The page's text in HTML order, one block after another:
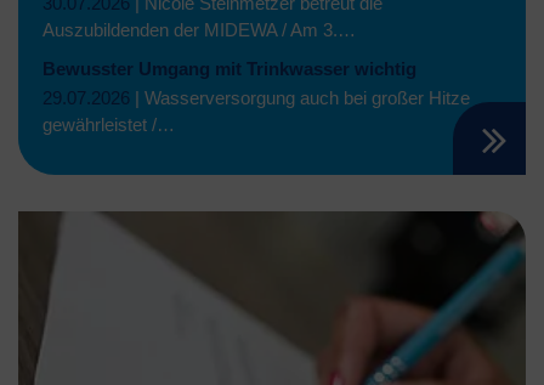
Auszubildenden der MIDEWA / Am 3.…
Bewusster Umgang mit Trinkwasser wichtig
29.07.2026 | Wasserversorgung auch bei großer Hitze
gewährleistet /…